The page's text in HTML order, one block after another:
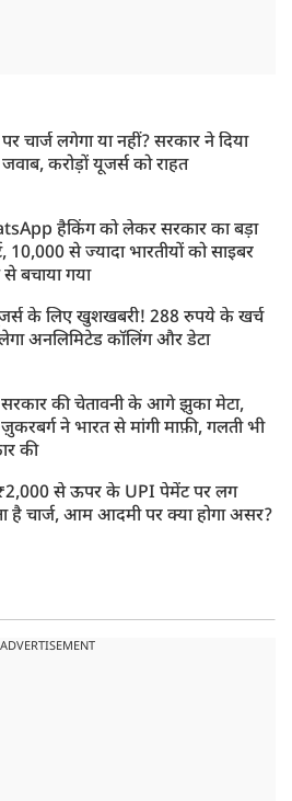
चार्ज लगेगा या नहीं? सरकार ने दिया
करोड़ों यूजर्स को राहत
हैकिंग को लेकर सरकार का बड़ा
10,000 से ज्यादा भारतीयों को साइबर
बचाया गया
के लिए खुशखबरी! 288 रुपये के खर्च
अनलिमिटेड कॉलिंग और डेटा
सरकार की चेतावनी के आगे झुका मेटा,
ज़ुकरबर्ग ने भारत से मांगी माफ़ी, गलती भी
की
से ऊपर के UPI पेमेंट पर लग
है चार्ज, आम आदमी पर क्या होगा असर?
ADVERTISEMENT